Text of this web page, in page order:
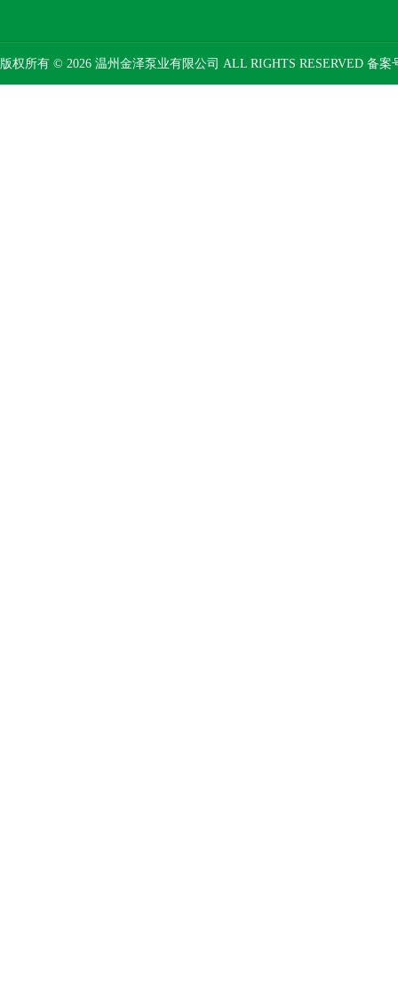
版权所有 © 2026 温州金泽泵业有限公司 ALL RIGHTS RESERVED 备案